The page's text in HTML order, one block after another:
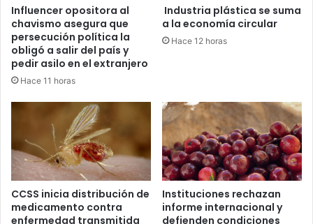
Influencer opositora al
chavismo asegura que
persecución política la
obligó a salir del país y
pedir asilo en el extranjero
Hace 11 horas
Industria plástica se suma
a la economía circular
Hace 12 horas
CCSS inicia distribución de
medicamento contra
enfermedad transmitida
Instituciones rechazan
informe internacional y
defienden condiciones